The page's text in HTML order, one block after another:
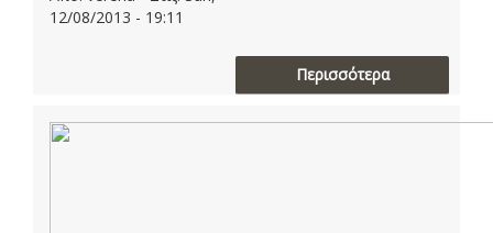
12/08/2013 - 19:11
Περισσότερα